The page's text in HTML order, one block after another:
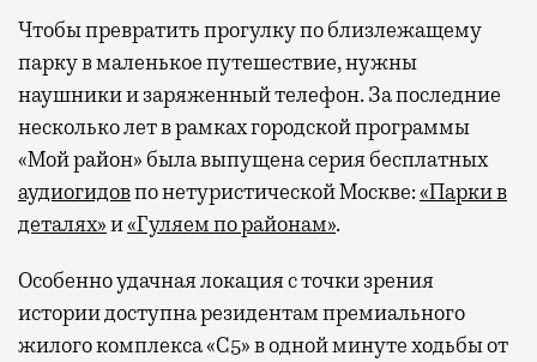
Чтобы превратить прогулку по близлежащему
парку в маленькое путешествие, нужны
наушники и заряженный телефон. За последние
несколько лет в рамках городской программы
«Мой район» была выпущена серия бесплатных
аудиогидовпо нетуристической Москве:«Парки в
деталях»и«Гуляем по районам».
Особенно удачная локация с точки зрения
истории доступна резидентам премиального
жилого комплекса «С5»в одной минуте ходьбы от